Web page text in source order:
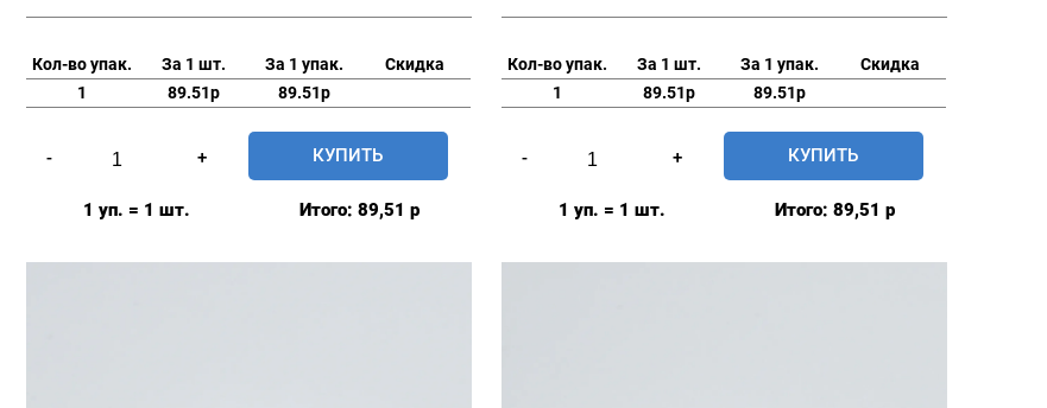
Кол-во упак. За 1 шт. За 1 упак.
Скидка
1
89.51р 89.51р
-
товара
Хольнитены
с
+ КУПИТЬ
1 уп. = 1 шт. Итого: 89,51 р
Кол-во упак. За 1 шт. За 1 упак.
Скидка
1
89.51р 89.51р
-
товара
Хольнитены
с
+ КУПИТЬ
1 уп. = 1 шт. Итого: 89,51 р